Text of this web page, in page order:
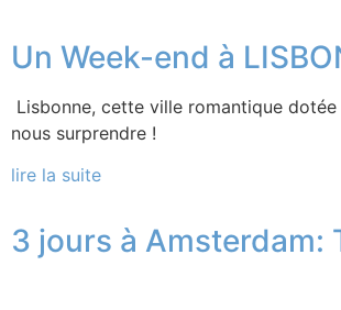
Un Week-end à
Lisbonne, cette ville romantique
nous surprendre !
lire la suite
3 jours à Amsterdam: